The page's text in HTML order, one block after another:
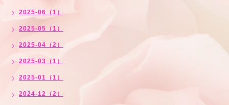
2025-06（1）
2025-05（1）
2025-04（2）
2025-03（1）
2025-01（1）
2024-12（2）